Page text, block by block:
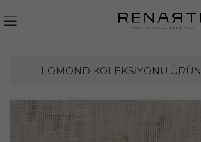
LOMOND KOLEKSIYONU ÜRÜN